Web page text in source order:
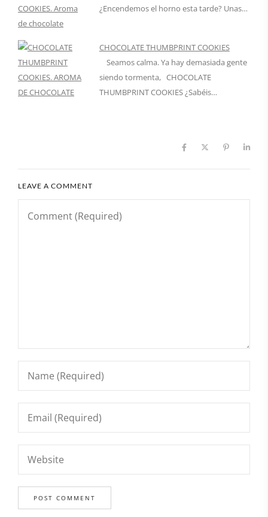
¿Encendemos el horno esta tarde? Unas…
CHOCOLATE THUMBPRINT COOKIES
Seamos calma. Ya hay demasiada gente
siendo tormenta, CHOCOLATE
THUMBPRINT COOKIES ¿Sabéis…
LEAVE A COMMENT